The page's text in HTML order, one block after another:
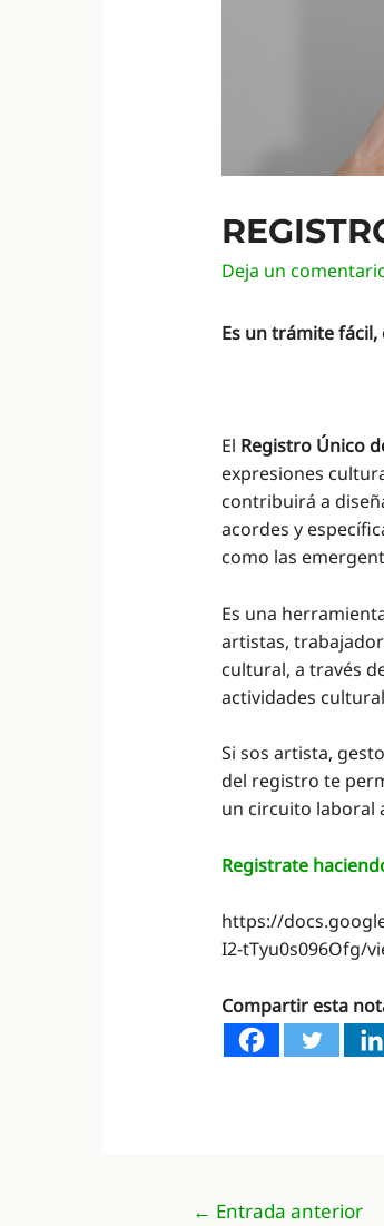
Deja un
Es un trámite
El Registro Único
expresiones
contribuirá a
acordes y
como las
Es una
artistas,
cultural, a través
actividades
Si sos artista,
del registro te
un circuito laboral
Registrate
https://
I2-tTyu0s096Ofg/
Compartir esta
Navegación
← Entrada anterior